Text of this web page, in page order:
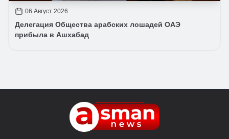
06 Август 2026
Делегация Общества арабских лошадей ОАЭ
прибыла в Ашхабад